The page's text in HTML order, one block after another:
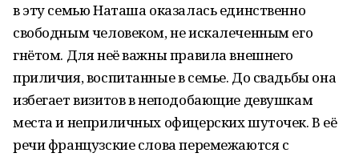
в эту семью Наташа оказалась единственно
свободным человеком, не искалеченным его
гнётом. Для неё важны правила внешнего
приличия, воспитанные в семье. До свадьбы она
избегает визитов в неподобающие девушкам
места и неприличных офицерских шуточек. В её
речи французские слова перемежаются с